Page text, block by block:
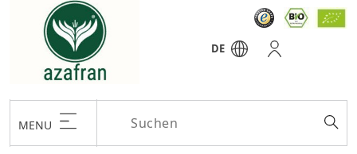
DE
MENU